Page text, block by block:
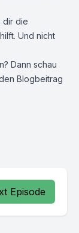
dir die
Und nicht
Dann schau
Blogbeitrag
Episode